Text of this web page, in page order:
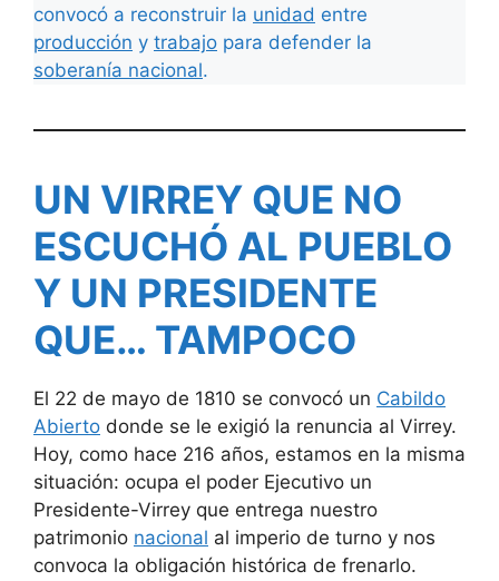
convocó a reconstruir la unidad entre
producción y trabajo para defender la
soberanía nacional.
UN VIRREY QUE NO
ESCUCHÓ AL PUEBLO
Y UN PRESIDENTE
QUE… TAMPOCO
El 22 de mayo de 1810 se convocó un Cabildo
Abierto donde se le exigió la renuncia al Virrey.
Hoy, como hace 216 años, estamos en la misma
situación: ocupa el poder Ejecutivo un
Presidente-Virrey que entrega nuestro
patrimonio nacional al imperio de turno y nos
convoca la obligación histórica de frenarlo.